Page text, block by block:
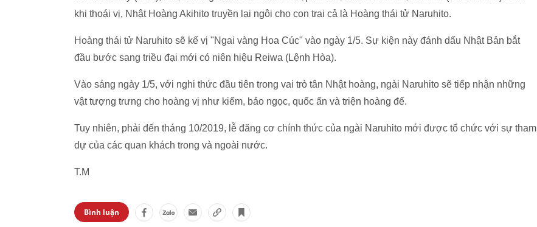
khi thoái vị, Nhật Hoàng Akihito truyền lại ngôi cho con trai cả là Hoàng thái tử Naruhito.
Hoàng thái tử Naruhito sẽ kế vị "Ngai vàng Hoa Cúc" vào ngày 1/5. Sự kiện này đánh dấu Nhật Bản bắt
đầu bước sang triều đại mới có niên hiệu Reiwa (Lệnh Hòa).
Vào sáng ngày 1/5, với nghi thức đầu tiên trong vai trò tân Nhật hoàng, ngài Naruhito sẽ tiếp nhận những
vật tượng trưng cho hoàng vị như kiếm, bảo ngọc, quốc ấn và triện hoàng đế.
Tuy nhiên, phải đến tháng 10/2019, lễ đăng cơ chính thức của ngài Naruhito mới được tổ chức với sự tham
dự của các quan khách trong và ngoài nước.
T.M
Bình luận